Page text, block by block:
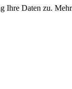
Ihre Daten zu.